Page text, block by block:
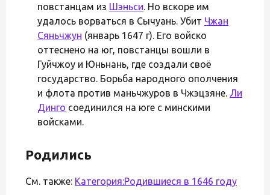
повстанцам из Шэньси. Но вскоре им
удалось ворваться в Сычуань. Убит Чжан
Сяньчжун (январь 1647 г). Его войско
оттеснено на юг, повстанцы вошли в
Гуйчжоу и Юньнань, где создали своё
государство. Борьба народного ополчения
и флота против маньчжуров в Чжэцзяне. Ли
Динго соединился на юге с минскими
войсками.
Родились
См. также: Категория:Родившиеся в 1646 году